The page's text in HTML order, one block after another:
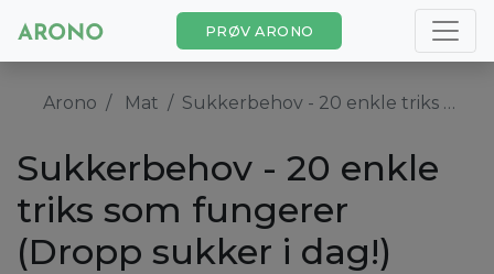
PRØV ARONO
Arono Mat Sukkerbehov - 20 enkle triks som fungerer (Dropp sukker i dag!)
Sukkerbehov - 20 enkle
triks som fungerer
(Dropp sukker i dag!)